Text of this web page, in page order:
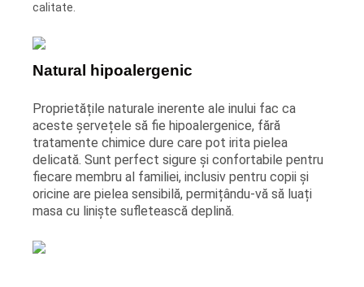
calitate.
Natural hipoalergenic
Proprietățile naturale inerente ale inului fac ca
aceste șervețele să fie hipoalergenice, fără
tratamente chimice dure care pot irita pielea
delicată. Sunt perfect sigure și confortabile pentru
fiecare membru al familiei, inclusiv pentru copii și
oricine are pielea sensibilă, permițându-vă să luați
masa cu liniște sufletească deplină.